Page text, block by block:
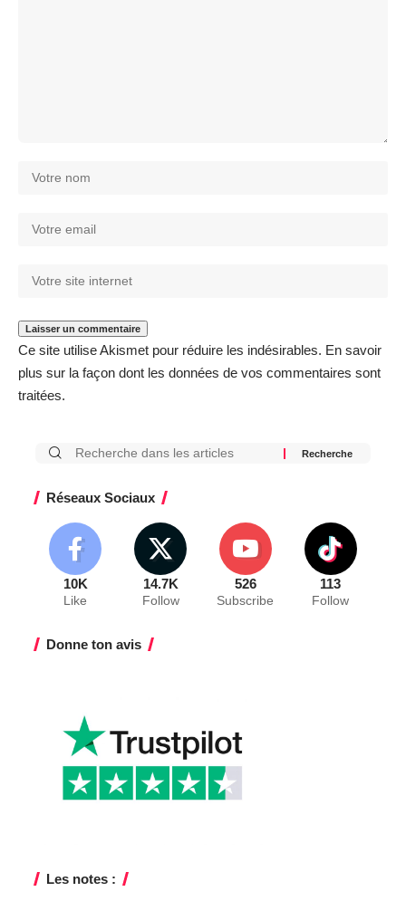
Ce site utilise Akismet pour réduire les indésirables. En savoir
plus sur la façon dont les données de vos commentaires sont
traitées.
Réseaux Sociaux
10K
Like
14.7K
Follow
526
Subscribe
113
Follow
Donne ton avis
Les notes :